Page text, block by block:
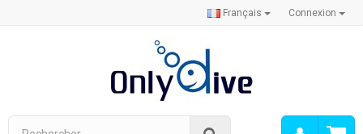
Connexion
Français
Mon